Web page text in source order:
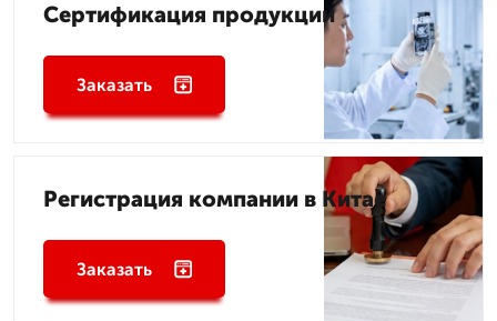
Сертификация продукции
Заказать
Регистрация компании в Китае
Заказать